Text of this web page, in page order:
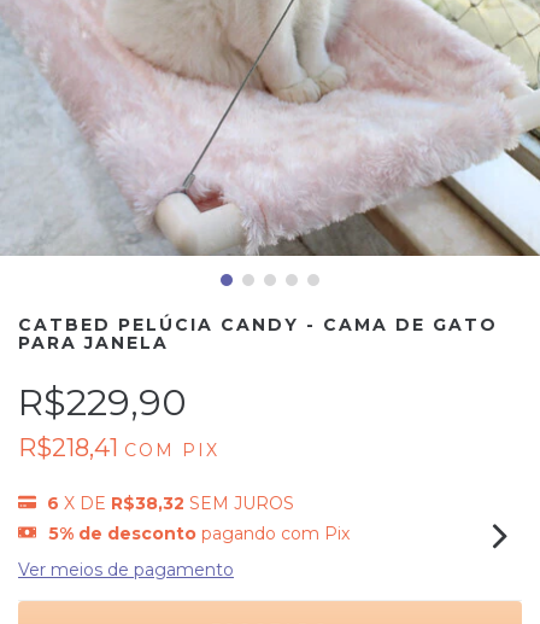
CATBED PELÚCIA CANDY - CAMA DE GATO
PARA JANELA
R$229,90
R$218,41 COM PIX
6 X DE R$38,32 SEM JUROS
5% de desconto pagando com Pix
Ver meios de pagamento